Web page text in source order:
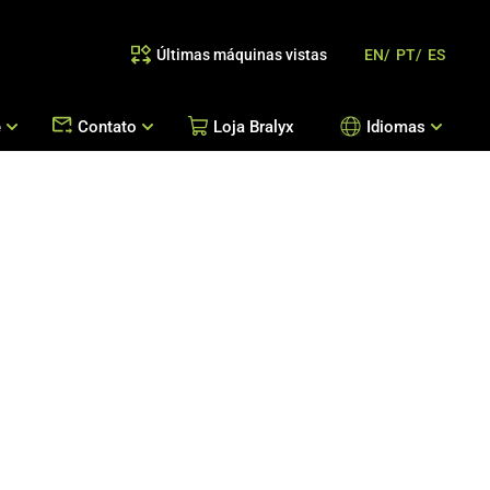
Contato Loja Bralyx Idiomas
Últimas máquinas vistas EN/ PT/ ES